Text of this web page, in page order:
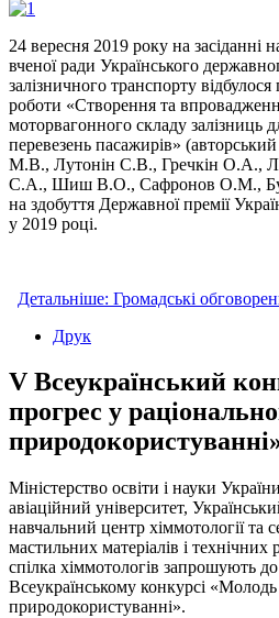
24 вересня 2019 року на засіданні
вченої ради Українського
залізничного транспорту
роботи «Створення та
моторвагонного складу залізниць
перевезень пасажирів»
М.В., Лутонін С.В., Гречкін О.А.,
С.А., Шиш В.О., Сафронов О.М.,
на здобуття Державної премії
у 2019 році.
Детальніше: Громадські
Друк
V Всеукраїнський
прогрес у
Міністерство освіти і науки
авіаційний університет,
навчальний центр хіммотології та
мастильних матеріалів і технічних
спілка хіммотологів запрошують
Всеукраїнському конкурсі
природокористуванні».